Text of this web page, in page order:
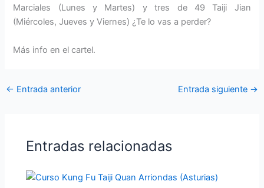
Marciales (Lunes y Martes) y tres de 49 Taiji Jian
(Miércoles, Jueves y Viernes) ¿Te lo vas a perder?
Más info en el cartel.
← Entrada anterior Entrada siguiente →
Entradas relacionadas